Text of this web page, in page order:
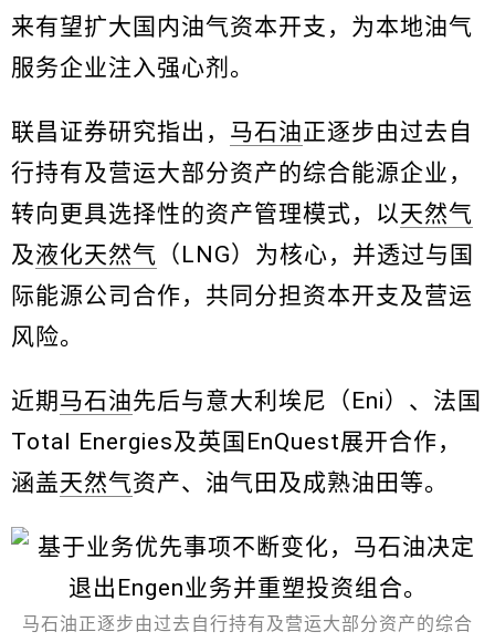
来有望扩大国内油气资本开支，为本地油气
服务企业注入强心剂。
联昌证券研究指出， 马石油正逐步由过去自
行持有及营运大部分资产的综合能源企业，
转向更具选择性的资产管理模式，以天然气
及液化天然气 （LNG）为核心，并透过与国
际能源公司合作，共同分担资本开支及营运
风险。
近期 马石油先后与意大利埃尼（Eni）、法国
Total Energies及英国EnQuest展开合作，
涵盖天然气资产、油气田及成熟油田等。
马石油正逐步由过去自行持有及营运大部分资产的综合